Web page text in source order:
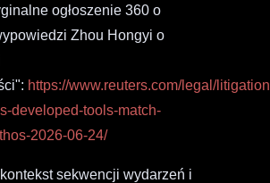
ogłoszenie 360 o
Zhou Hongyi o
https://www.reuters.com/legal/
developed-tools-match-
2026-06-24/
sekwencji wydarzeń i